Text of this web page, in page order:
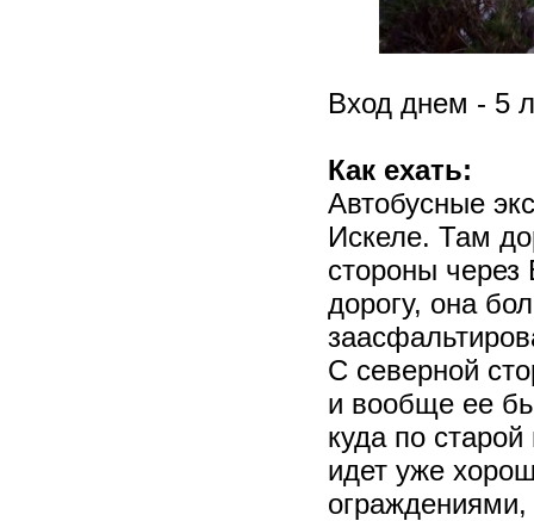
Вход днем - 5
Как ехать:
Автобусные
Искеле. Там
стороны через
дорогу, она
С северной
и вообще ее
куда по
идет уже